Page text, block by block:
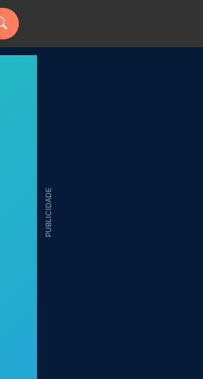
PUBLICIDADE